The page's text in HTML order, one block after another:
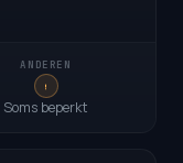
Soms beperkt